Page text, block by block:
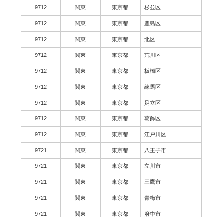
9712 関東 東京都 杉並区
9712 関東 東京都 豊島区
9712 関東 東京都 北区
9712 関東 東京都 荒川区
9712 関東 東京都 板橋区
9712 関東 東京都 練馬区
9712 関東 東京都 足立区
9712 関東 東京都 葛飾区
9712 関東 東京都 江戸川区
9721 関東 東京都 八王子市
9721 関東 東京都 立川市
9721 関東 東京都 三鷹市
9721 関東 東京都 青梅市
9721 関東 東京都 府中市